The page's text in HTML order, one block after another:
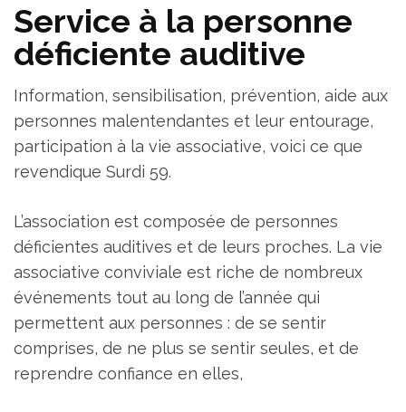
Service à la personne
déficiente auditive
Information, sensibilisation, prévention, aide aux
personnes malentendantes et leur entourage,
participation à la vie associative, voici ce que
revendique Surdi 59.
L’association est composée de personnes
déficientes auditives et de leurs proches. La vie
associative conviviale est riche de nombreux
événements tout au long de l’année qui
permettent aux personnes : de se sentir
comprises, de ne plus se sentir seules, et de
reprendre confiance en elles,